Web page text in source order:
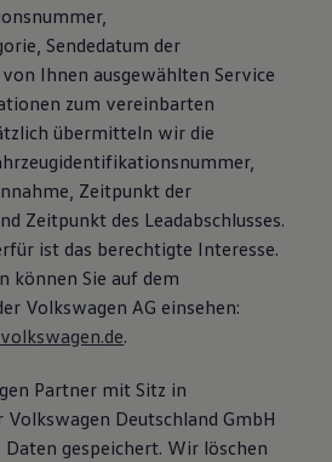
Sendedatum der
Ihnen ausgewählten Service
zum vereinbarten
übermitteln wir die
Zeitpunkt der
Zeitpunkt des Leadabschlusses.
ist das berechtigte Interesse.
Sie auf dem
Volkswagen AG einsehen:
.
Partner mit Sitz in
Volkswagen Deutschland GmbH
Daten gespeichert. Wir löschen